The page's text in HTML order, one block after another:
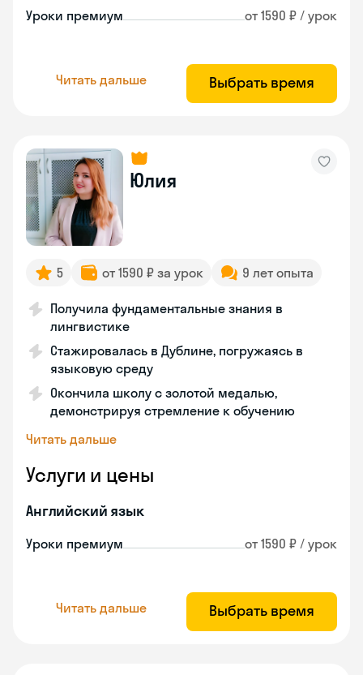
Уроки премиум от 1590 ₽ / урок
Читать дальше Выбрать время
Юлия
5 от 1590 ₽ за урок 9 лет опыта
Получила фундаментальные знания в
лингвистике
Стажировалась в Дублине, погружаясь в
языковую среду
Окончила школу с золотой медалью,
демонстрируя стремление к обучению
Читать дальше
Услуги и цены
Английский язык
Уроки премиум от 1590 ₽ / урок
Читать дальше Выбрать время